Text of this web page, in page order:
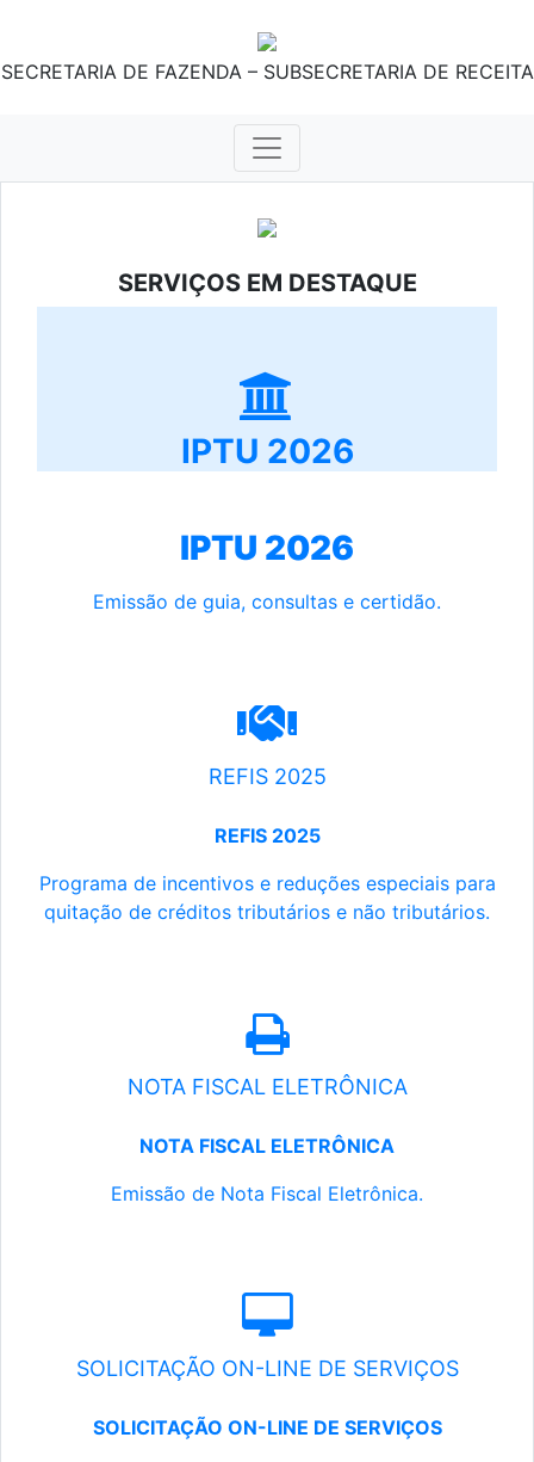
SECRETARIA DE FAZENDA – SUBSECRETARIA DE RECEITA
SERVIÇOS EM DESTAQUE
IPTU 2026
IPTU 2026
Emissão de guia, consultas e certidão.
REFIS 2025
REFIS 2025
Programa de incentivos e reduções especiais para
quitação de créditos tributários e não tributários.
NOTA FISCAL ELETRÔNICA
NOTA FISCAL ELETRÔNICA
Emissão de Nota Fiscal Eletrônica.
SOLICITAÇÃO ON-LINE DE SERVIÇOS
SOLICITAÇÃO ON-LINE DE SERVIÇOS